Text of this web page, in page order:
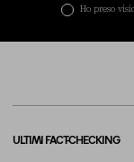
Ho preso
ULTIMI FACT-CHECKING